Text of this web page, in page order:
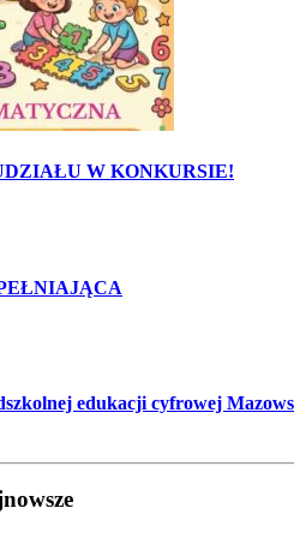
W KONKURSIE!
edukacji cyfrowej